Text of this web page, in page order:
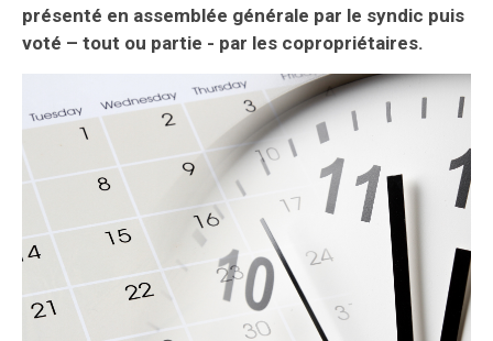
présenté en assemblée générale par le syndic puis
voté – tout ou partie - par les copropriétaires.